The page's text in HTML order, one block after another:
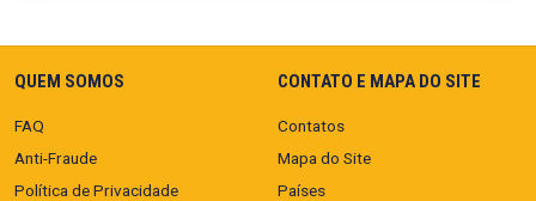
QUEM SOMOS
FAQ
Anti-Fraude
Política de Privacidade
CONTATO E MAPA DO SITE
Contatos
Mapa do Site
Países